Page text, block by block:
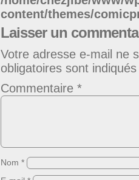
content/themes/
Laisser un
Votre adresse e-mail ne
obligatoires sont
Commentaire *
Nom *